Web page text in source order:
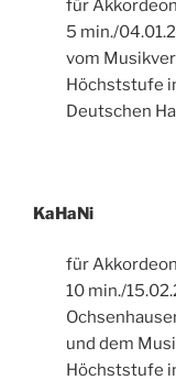
für
5 min./
vom
Höchststufe
Deutschen
KaHaNi
für
10 min./
und dem
Höchststufe